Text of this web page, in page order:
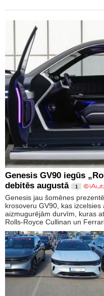
Genesis GV90 iegūs
debitēs augustā
1
Genesis jau šomēnes
krosoveru GV90, kas
aizmugurējām durvīm, kuras
Rolls-Royce Cullinan un